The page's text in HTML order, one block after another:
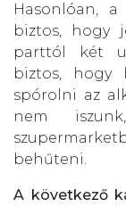
Hasonlóan,
biztos, hogy
parttól két
biztos, hogy
spórolni az
nem
behűteni.
A következő